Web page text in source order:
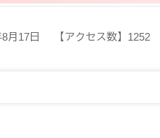
月17日 【アクセス数】 1252